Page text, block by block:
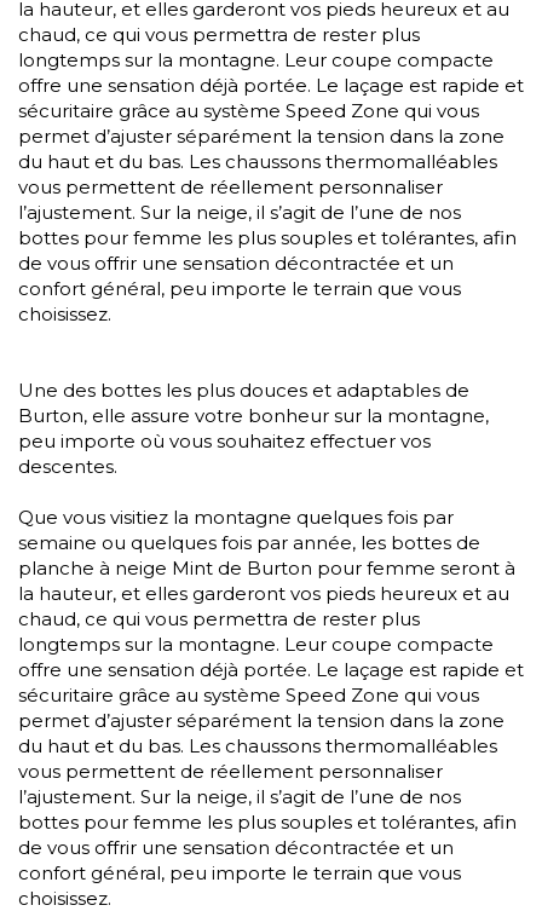
la hauteur, et elles garderont vos pieds heureux et au
chaud, ce qui vous permettra de rester plus
longtemps sur la montagne. Leur coupe compacte
offre une sensation déjà portée. Le laçage est rapide et
sécuritaire grâce au système Speed Zone qui vous
permet d’ajuster séparément la tension dans la zone
du haut et du bas. Les chaussons thermomalléables
vous permettent de réellement personnaliser
l’ajustement. Sur la neige, il s’agit de l’une de nos
bottes pour femme les plus souples et tolérantes, afin
de vous offrir une sensation décontractée et un
confort général, peu importe le terrain que vous
choisissez.
Une des bottes les plus douces et adaptables de
Burton, elle assure votre bonheur sur la montagne,
peu importe où vous souhaitez effectuer vos
descentes.
Que vous visitiez la montagne quelques fois par
semaine ou quelques fois par année, les bottes de
planche à neige Mint de Burton pour femme seront à
la hauteur, et elles garderont vos pieds heureux et au
chaud, ce qui vous permettra de rester plus
longtemps sur la montagne. Leur coupe compacte
offre une sensation déjà portée. Le laçage est rapide et
sécuritaire grâce au système Speed Zone qui vous
permet d’ajuster séparément la tension dans la zone
du haut et du bas. Les chaussons thermomalléables
vous permettent de réellement personnaliser
l’ajustement. Sur la neige, il s’agit de l’une de nos
bottes pour femme les plus souples et tolérantes, afin
de vous offrir une sensation décontractée et un
confort général, peu importe le terrain que vous
choisissez.